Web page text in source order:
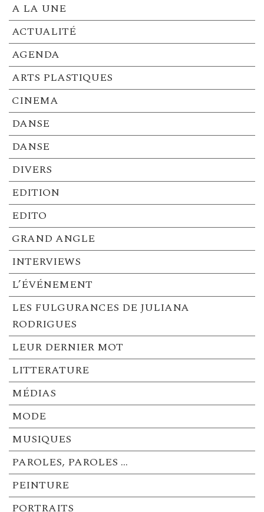
A LA UNE
ACTUALITÉ
AGENDA
ARTS PLASTIQUES
CINEMA
DANSE
DANSE
DIVERS
EDITION
EDITO
GRAND ANGLE
INTERVIEWS
L’ÉVÉNEMENT
LES FULGURANCES DE JULIANA
RODRIGUES
LEUR DERNIER MOT
LITTERATURE
MÉDIAS
MODE
MUSIQUES
PAROLES, PAROLES …
PEINTURE
PORTRAITS